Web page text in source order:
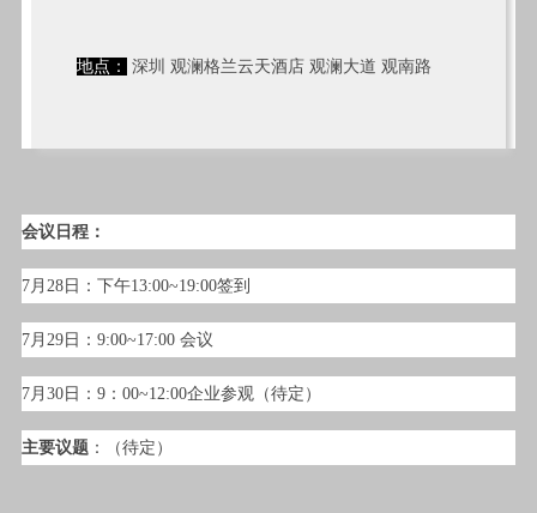
地点： 深圳 观澜格兰云天酒店 观澜大道 观南路
会议日程：
7月28日：下午13:00~19:00签到
7月29日：9:00~17:00 会议
7月30日：9：00~12:00企业参观（待定）
主要议题 ：（待定）